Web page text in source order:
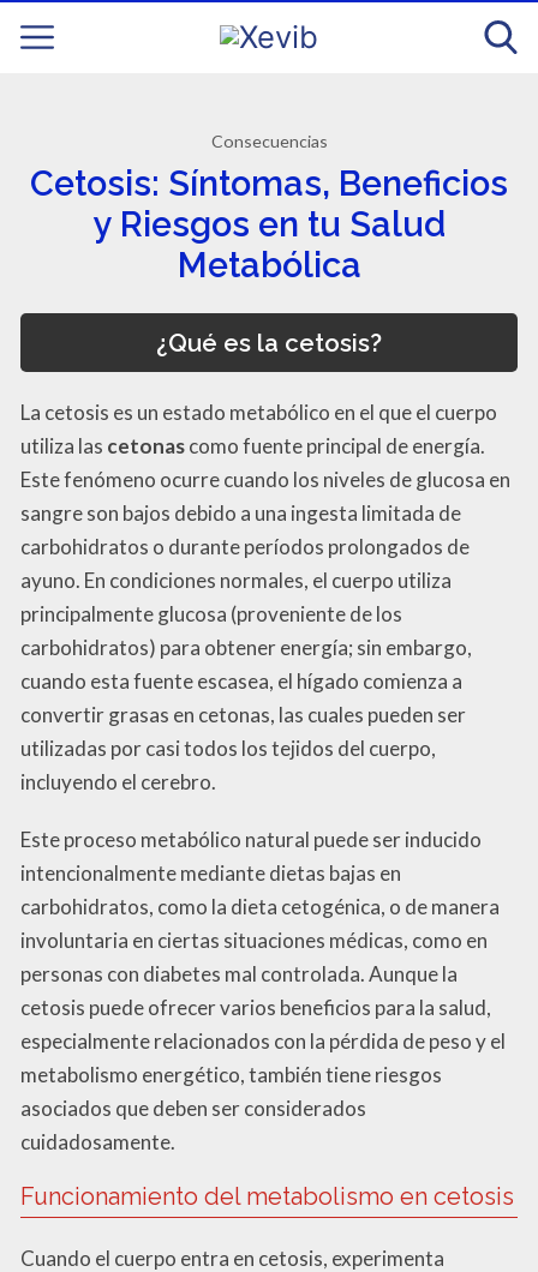
Consecuencias
Cetosis: Síntomas, Beneficios
y Riesgos en tu Salud
Metabólica
¿Qué es la cetosis?
La cetosis es un estado metabólico en el que el cuerpo
utiliza las cetonascomo fuente principal de energía.
Este fenómeno ocurre cuando los niveles de glucosa en
sangre son bajos debido a una ingesta limitada de
carbohidratos o durante períodos prolongados de
ayuno. En condiciones normales, el cuerpo utiliza
principalmente glucosa (proveniente de los
carbohidratos) para obtener energía; sin embargo,
cuando esta fuente escasea, el hígado comienza a
convertir grasas en cetonas, las cuales pueden ser
utilizadas por casi todos los tejidos del cuerpo,
incluyendo el cerebro.
Este proceso metabólico natural puede ser inducido
intencionalmente mediante dietas bajas en
carbohidratos, como la dieta cetogénica, o de manera
involuntaria en ciertas situaciones médicas, como en
personas con diabetes mal controlada. Aunque la
cetosis puede ofrecer varios beneficios para la salud,
especialmente relacionados con la pérdida de peso y el
metabolismo energético, también tiene riesgos
asociados que deben ser considerados
cuidadosamente.
Funcionamiento del metabolismo en cetosis
Cuando el cuerpo entra en cetosis, experimenta